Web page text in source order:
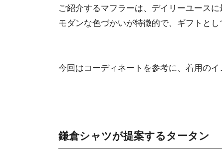
ご紹介するマフラーは、デイリーユースに
モダンな色づかいが特徴的で、ギフトとし
今回はコーディネートを参考に、着用のイ
鎌倉シャツが提案するタータン